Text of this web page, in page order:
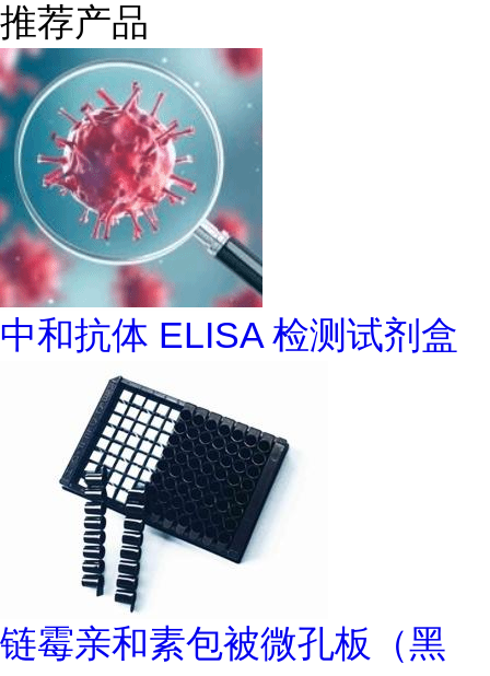
推荐产品
中和抗体 ELISA 检测试剂盒
链霉亲和素包被微孔板（黑